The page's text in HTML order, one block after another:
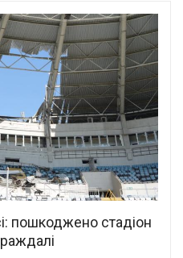
пошкоджено стадіон